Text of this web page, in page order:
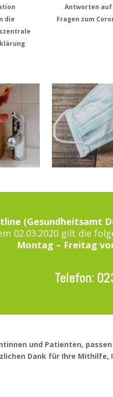
die
Antworten
Fragen zum
(Gesundheitsamt
02.03.2020 gilt die
Montag – Freitag
Telefon:
und Patienten,
Dank für Ihre Mithilfe,